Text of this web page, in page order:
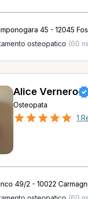
45 - 12045
osteopatico (60
Alice Vernero
Osteopata
1
49/2 - 10022